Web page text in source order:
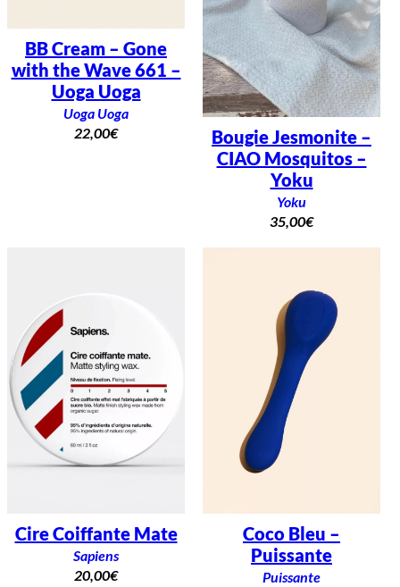
BB Cream – Gone
with the Wave 661 –
Uoga Uoga
Uoga Uoga
22,00€
Bougie Jesmonite –
CIAO Mosquitos –
Yoku
Yoku
35,00€
Cire Coiffante Mate
Sapiens
20,00€
Coco Bleu –
Puissante
Puissante